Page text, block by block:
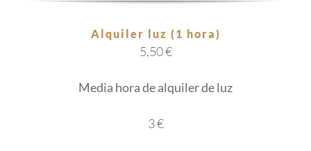
Alquiler luz (1 hora)
5,50 €
Media hora de alquiler de luz
3 €